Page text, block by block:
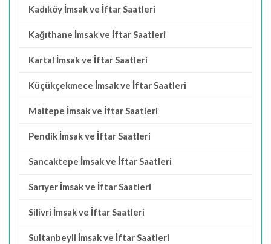
Kadıköy İmsak ve İftar Saatleri
Kağıthane İmsak ve İftar Saatleri
Kartal İmsak ve İftar Saatleri
Küçükçekmece İmsak ve İftar Saatleri
Maltepe İmsak ve İftar Saatleri
Pendik İmsak ve İftar Saatleri
Sancaktepe İmsak ve İftar Saatleri
Sarıyer İmsak ve İftar Saatleri
Silivri İmsak ve İftar Saatleri
Sultanbeyli İmsak ve İftar Saatleri